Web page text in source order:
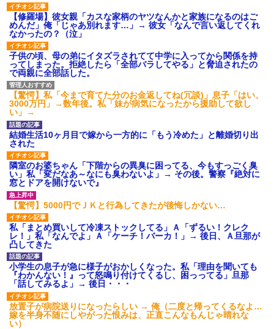
【修羅場】彼女親「カスな家柄のヤツなんかと家族になるのはご
めんだ」俺「じゃあ別れます…」→ 彼女「なんで言い返してくれ
なかったの？（泣」
子供の頃、母の弟にイタズラされてて中学に入ってから関係を持
ってしまった。拒絶したら「全部バラしてやる」と脅迫されたの
で両親に全部話した。
【驚愕】私「今まで育てた分のお金返してね(冗談)」息子「はい、
3000万円」→数年後。私「妹が病気になったから援助して欲し
い」→
結婚生活10ヶ月目で嫁から一方的に「もう冷めた」と離婚切り出
された
隣室のお婆ちゃん「下階からの異臭に困ってる、今もすっごく臭
い」私「変だなあ～なにも臭わないよ」→ その後。警察『絶対に
窓とドアを開けないで』
【驚愕】5000円でＪＫと行為してきたが後悔しかない…
私「まとめ買いして冷凍ストックしてる」Ａ「ずるい！クレク
レ！」私「なんでよ」Ａ「ケーチ！バーカ！」→ 後日、Ａ旦那が
凸してきた
小学生の息子が急に様子がおかしくなった。私「理由を聞いても
『わかんない！』って怒鳴り付けてくるし、困っってる」旦那
「話してみるよ」→ 後日・・・
放置子が病院送りになったらしい → 俺（二度と帰ってくるなよ…
嫁を半身不随にしやがった恨みは、正直こんなもんじゃ晴れな
い）